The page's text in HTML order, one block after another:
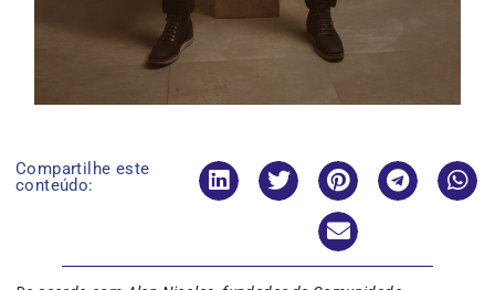
Compartilhe este
conteúdo: